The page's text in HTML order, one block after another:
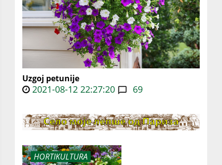
Uzgoj petunije
2021-08-12 22:27:20 69
HORTIKULTURA